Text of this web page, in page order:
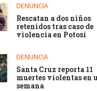
DENUNCIA
Rescatan a dos niños
retenidos tras caso de
violencia en Potosí
DENUNCIA
Santa Cruz reporta 11
muertes violentas en
semana